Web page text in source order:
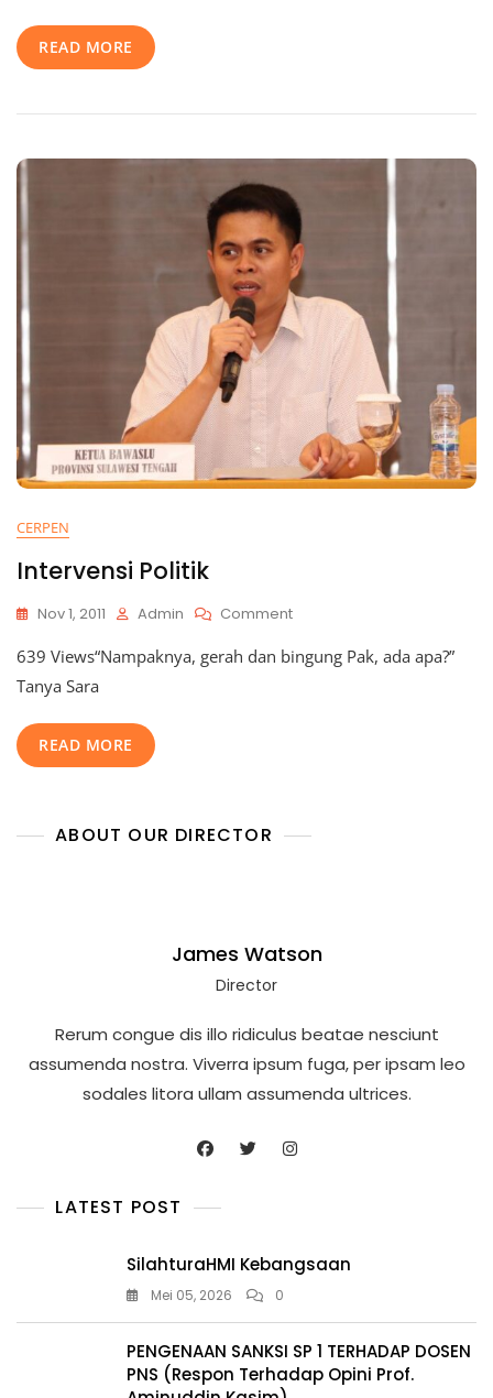
READ MORE
CERPEN
Intervensi Politik
Nov 1, 2011 Admin Comment
639 Views“Nampaknya, gerah dan bingung Pak, ada apa?”
Tanya Sara
READ MORE
ABOUT OUR DIRECTOR
James Watson
Director
Rerum congue dis illo ridiculus beatae nesciunt
assumenda nostra. Viverra ipsum fuga, per ipsam leo
sodales litora ullam assumenda ultrices.
LATEST POST
SilahturaHMI Kebangsaan
Mei 05, 2026 0
PENGENAAN SANKSI SP 1 TERHADAP DOSEN
PNS (Respon Terhadap Opini Prof.